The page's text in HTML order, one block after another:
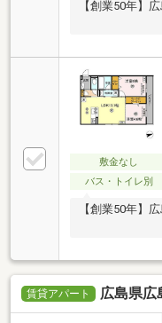
【創業50年】
敷金なし
バス・トイレ別
【創業50年】
賃貸アパート 広島県広